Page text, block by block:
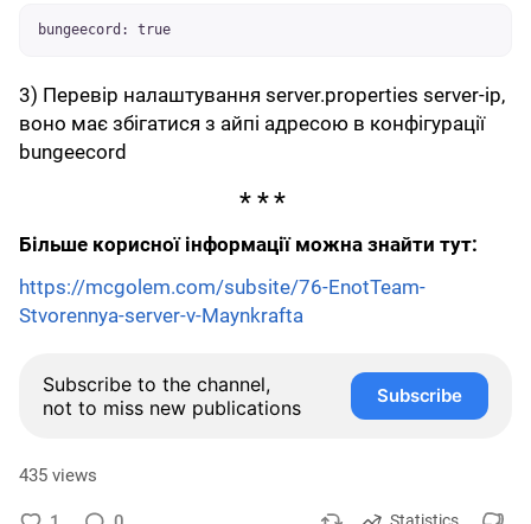
bungeecord: true
3) Перевір налаштування server.properties server-ip,
воно має збігатися з айпі адресою в конфігурації
bungeecord
Більше корисної інформації можна знайти тут:
https://mcgolem.com/subsite/76-EnotTeam-
Stvorennya-server-v-Maynkrafta
Subscribe to the channel,
not to miss new publications
Subscribe
435 views